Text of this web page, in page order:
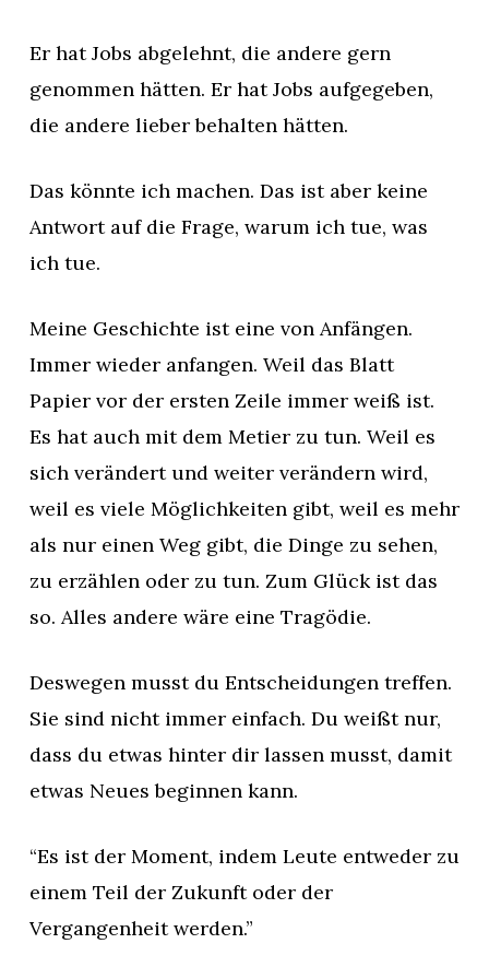
Er hat Jobs abgelehnt, die andere gern
genommen hätten. Er hat Jobs aufgegeben,
die andere lieber behalten hätten.
Das könnte ich machen. Das ist aber keine
Antwort auf die Frage, warum ich tue, was
ich tue.
Meine Geschichte ist eine von Anfängen.
Immer wieder anfangen. Weil das Blatt
Papier vor der ersten Zeile immer weiß ist.
Es hat auch mit dem Metier zu tun. Weil es
sich verändert und weiter verändern wird,
weil es viele Möglichkeiten gibt, weil es mehr
als nur einen Weg gibt, die Dinge zu sehen,
zu erzählen oder zu tun. Zum Glück ist das
so. Alles andere wäre eine Tragödie.
Deswegen musst du Entscheidungen treffen.
Sie sind nicht immer einfach. Du weißt nur,
dass du etwas hinter dir lassen musst, damit
etwas Neues beginnen kann.
“Es ist der Moment, indem Leute entweder zu
einem Teil der Zukunft oder der
Vergangenheit werden.”